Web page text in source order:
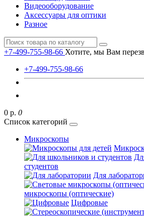
Видеооборудование
Аксессуары для оптики
Разное
+7-499-755-98-66 Хотите, мы Вам
+7-499-755-98-66
0 р. 0
Список категорий
Микроскопы
студентов
Для
микроскопы (оптические)
Цифровые